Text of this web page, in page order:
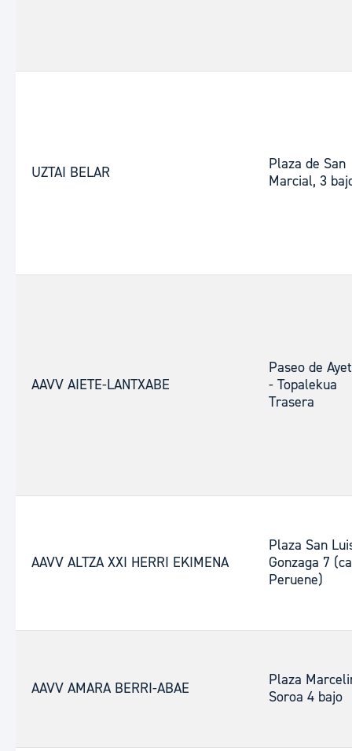
UZTAI BELAR
Plaza de San
Marcial, 3
AAVV AIETE-LANTXABE
Paseo de
- Topalekua
Trasera
AAVV ALTZA XXI HERRI EKIMENA
Plaza San
Gonzaga 7
Peruene)
AAVV AMARA BERRI-ABAE
Plaza
Soroa 4 bajo